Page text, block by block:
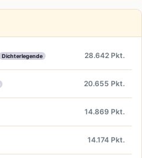
Dichterlegende 28.642 Pkt.
20.655 Pkt.
14.869 Pkt.
14.174 Pkt.